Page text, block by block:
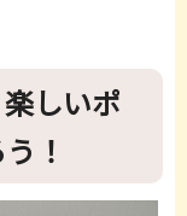
しいポ
！